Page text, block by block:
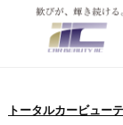
トータルカービュー